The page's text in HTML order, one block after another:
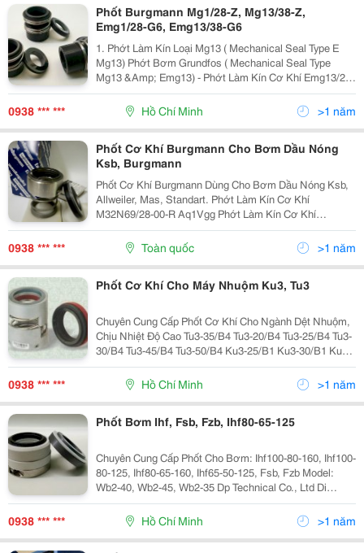
Phốt Burgmann Mg1/28-Z, Mg13/38-Z,
Emg1/28-G6, Emg13/38-G6
1. Phớt Làm Kín Loại Mg13 ( Mechanical Seal Type E
Mg13) Phớt Bơm Grundfos ( Mechanical Seal Type
Mg13 &Amp; Emg13) - Phớt Làm Kín Cơ Khí Emg13/28-
G6 Esic-Q7/ Esic-Q7 Egg/Y10-Wa (Bqqe) - Phớt Làm
Kín Cơ Khí Emg13/38-G6 Esic-Q7/ Esic-Q7...
0938 *** *** Hồ Chí Minh >1 năm
Phốt Cơ Khí Burgmann Cho Bơm Dầu Nóng
Ksb, Burgmann
Phốt Cơ Khí Burgmann Dùng Cho Bơm Dầu Nóng Ksb,
Allweiler, Mas, Standart. Phớt Làm Kín Cơ Khí
M32N69/28-00-R Aq1Vgg Phớt Làm Kín Cơ Khí
M32N69/33-00-R Aq1Vgg Phớt Làm Kín Cơ Khí
M32N69/38-00-R Aq1Vgg Phớt Làm Kín Cơ Khí
M32N69/48-00-R Aq1Vgg...
0938 *** *** Toàn quốc >1 năm
Phốt Cơ Khí Cho Máy Nhuộm Ku3, Tu3
Chuyên Cung Cấp Phốt Cơ Khí Cho Ngành Dệt Nhuộm,
Chịu Nhiệt Độ Cao Tu3-35/B4 Tu3-20/B4 Tu3-25/B4 Tu3-
30/B4 Tu3-45/B4 Tu3-50/B4 Ku3-25/B1 Ku3-30/B1 Ku3-
35/B1 Ku3-40/B1 Ku3-45/B1 Phạm Vi Sử Dụng : Bơm
Nguồn Máy Nhuộm Vải...
0938 *** *** Hồ Chí Minh >1 năm
Phốt Bơm Ihf, Fsb, Fzb, Ihf80-65-125
Chuyên Cung Cấp Phốt Cho Bơm: Ihf100-80-160, Ihf100-
80-125, Ihf80-65-160, Ihf65-50-125, Fsb, Fzb Model:
Wb2-40, Wb2-45, Wb2-35 Dp Technical Co., Ltd Di
Động: 0938 410 589 (P.kinh Doanh) Địa Chỉ:phường 10,
0938 *** *** Hồ Chí Minh >1 năm